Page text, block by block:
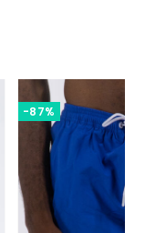
-87%